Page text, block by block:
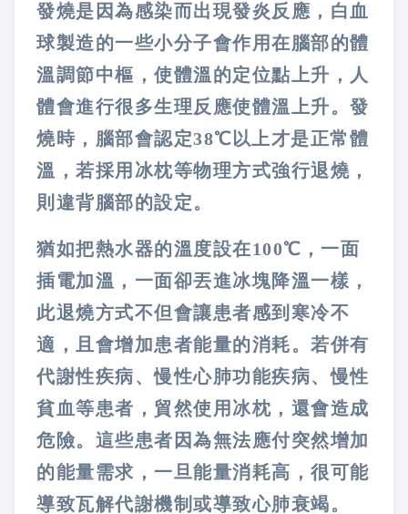
發燒是因為感染而出現發炎反應，白血
球製造的一些小分子會作用在腦部的體
溫調節中樞，使體溫的定位點上升，人
體會進行很多生理反應使體溫上升。發
燒時，腦部會認定38℃以上才是正常體
溫，若採用冰枕等物理方式強行退燒，
則違背腦部的設定。
猶如把熱水器的溫度設在100℃，一面
插電加溫，一面卻丟進冰塊降溫一樣，
此退燒方式不但會讓患者感到寒冷不
適，且會增加患者能量的消耗。若併有
代謝性疾病、慢性心肺功能疾病、慢性
貧血等患者，貿然使用冰枕，還會造成
危險。這些患者因為無法應付突然增加
的能量需求，一旦能量消耗高，很可能
導致瓦解代謝機制或導致心肺衰竭。